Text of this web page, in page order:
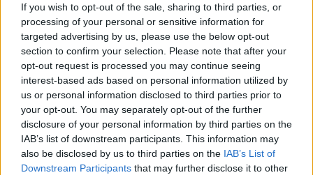
If you wish to opt-out of the sale, sharing to third parties, or
processing of your personal or sensitive information for
targeted advertising by us, please use the below opt-out
section to confirm your selection. Please note that after your
opt-out request is processed you may continue seeing
interest-based ads based on personal information utilized by
us or personal information disclosed to third parties prior to
your opt-out. You may separately opt-out of the further
disclosure of your personal information by third parties on the
IAB’s list of downstream participants. This information may
also be disclosed by us to third parties on the IAB’s List of
Downstream Participants that may further disclose it to other
Διαβάστε επίσης
Τα 5 χρώματα στα ντουλάπια που δείχνουν
μεγαλύτερη την κουζίνα σας
Ποιότητα ζωής στην ώριμη ηλικία: Οι
σύγχρονες προκλήσεις και λύσεις